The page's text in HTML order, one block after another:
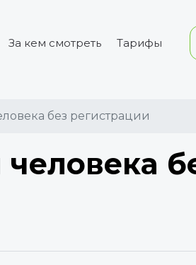
За кем смотреть Тарифы
без регистрации